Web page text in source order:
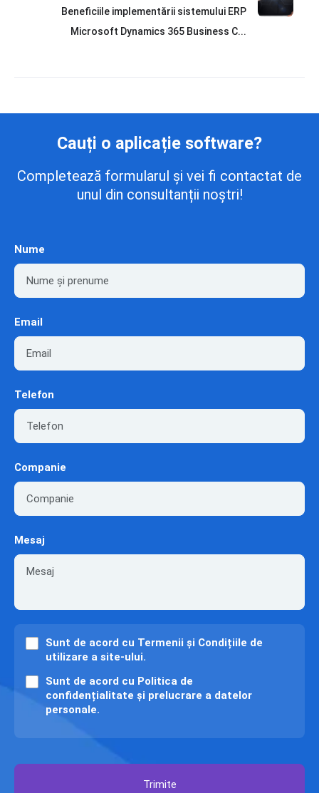
Beneficiile implementării sistemului ERP
Microsoft Dynamics 365 Business C...
Cauți o aplicație software?
Completează formularul și vei fi contactat de
unul din consultanții noștri!
Nume
Email
Telefon
Companie
Mesaj
Sunt de acord cu Termenii și Condițiile de
utilizare a site-ului.
Sunt de acord cu Politica de
confidențialitate și prelucrare a datelor
personale.
Trimite